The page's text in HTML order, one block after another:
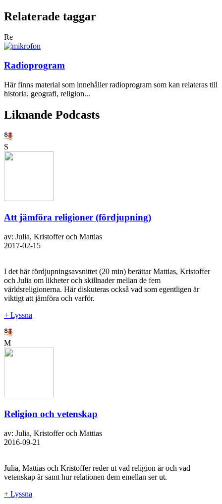
Relaterade taggar
Re
Radioprogram
Här finns material som innehåller radioprogram som kan relateras till
historia, geografi, religion...
Liknande Podcasts
S
Att jämföra religioner (fördjupning)
av: Julia, Kristoffer och Mattias
2017-02-15
I det här fördjupningsavsnittet (20 min) berättar Mattias, Kristoffer
och Julia om likheter och skillnader mellan de fem
världsreligionerna. Här diskuteras också vad som egentligen är
viktigt att jämföra och varför.
+ Lyssna
M
Religion och vetenskap
av: Julia, Kristoffer och Mattias
2016-09-21
Julia, Mattias och Kristoffer reder ut vad religion är och vad
vetenskap är samt hur relationen dem emellan ser ut.
+ Lyssna